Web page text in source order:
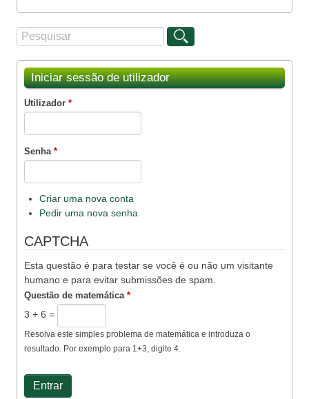
Formulário de procura
Procurar
Iniciar sessão de utilizador
Utilizador *
Senha *
Criar uma nova conta
Pedir uma nova senha
CAPTCHA
Esta questão é para testar se você é ou não um visitante
humano e para evitar submissões de spam.
Questão de matemática *
3 + 6 =
Resolva este simples problema de matemática e introduza o
resultado. Por exemplo para 1+3, digite 4.